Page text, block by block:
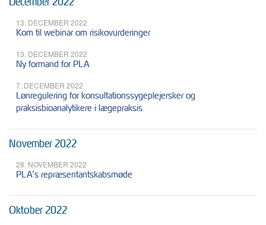
13. DECEMBER 2022
Kom til webinar om risikovurderinger
13. DECEMBER 2022
Ny formand for PLA
7. DECEMBER 2022
Lønregulering for konsultationssygeplejersker og
praksisbioanalytikere i lægepraksis
November 2022
28. NOVEMBER 2022
PLA’s repræsentantskabsmøde
Oktober 2022